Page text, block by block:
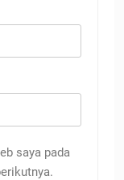
saya pada